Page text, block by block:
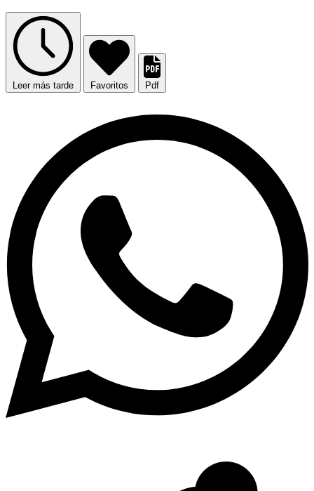
Leer más tarde Favoritos Pdf